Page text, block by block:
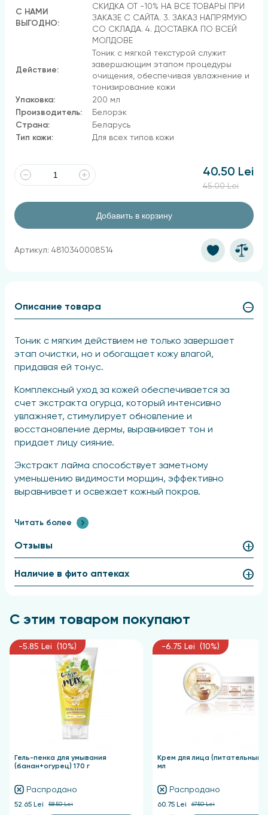
С НАМИ
ВЫГОДНО:
СКИДКА ОТ -10% НА ВСЕ ТОВАРЫ ПРИ
ЗАКАЗЕ С САЙТА. 3. ЗАКАЗ НАПРЯМУЮ
СО СКЛАДА. 4. ДОСТАВКА ПО ВСЕЙ
МОЛДОВЕ
Действие:
Тоник с мягкой текстурой служит
завершающим этапом процедуры
очищения, обеспечивая увлажнение и
тонизирование кожи
Упаковка:
200 мл
Производитель:
Белорэк
Страна:
Беларусь
Тип кожи:
Для всех типов кожи
40.50 Lei
45.00 Lei
Добавить в корзину
Артикул: 4810340008514
Описание товара
Тоник с мягким действием не только завершает
этап очистки, но и обогащает кожу влагой,
придавая ей тонус.
Комплексный уход за кожей обеспечивается за
счет экстракта огурца, который интенсивно
увлажняет, стимулирует обновление и
восстановление дермы, выравнивает тон и
придает лицу сияние.
Экстракт лайма способствует заметному
уменьшению видимости морщин, эффективно
выравнивает и освежает кожный покров.
Бетаин, являющийся натуральным увлажняющим
компонентом, устраняет дефицит влаги,
способствует восстановлению эластичности,
В итоге достигается эффект бархатистой кожи с
Применение
Утром и вечером нанесите продукт на ватный диск
и мягкими движениями протирайте кожу по линиям
минимального натяжения.
Читать более
Отзывы
Наличие в фито аптеках
С этим товаром покупают
-5.85 Lei (10%)
Гель-пенка для умывания
(банан+огурец) 170 г
Распродано
52.65 Lei 58.50 Lei
-6.75 Lei (10%)
Крем для лица (питательный)
мл
Распродано
60.75 Lei 67.50 Lei